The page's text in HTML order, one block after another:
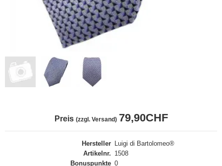
Preis (zzgl. Versand) 79,90CHF
Hersteller Luigi di Bartolomeo®
Artikelnr. 1508
Bonuspunkte 0